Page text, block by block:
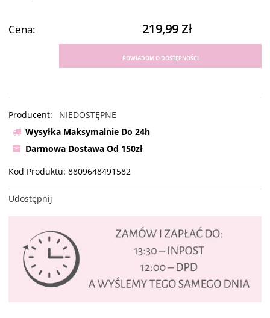
Cena: 219,99 Zł
POWIADOM O DOSTĘPNOŚCI
Producent:
NIEDOSTĘPNE
Wysyłka Maksymalnie Do 24h
Darmowa Dostawa Od 150zł
Kod Produktu: 8809648491582
Udostępnij